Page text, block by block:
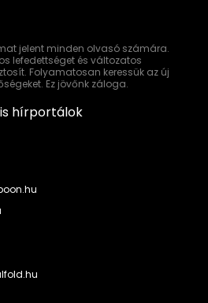
jelent minden olvasó számára.
lefedettséget és változatos
Folyamatosan keressük az új
Ez jövőnk záloga.
hírportálok